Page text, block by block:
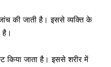
की जाती है। इससे व्यक्ति के
है।
किया जाता है। इससे शरीर में